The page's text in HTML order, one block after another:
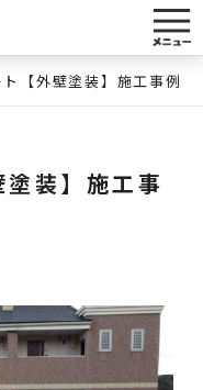
【外壁塗装】施工事例
装】施工事